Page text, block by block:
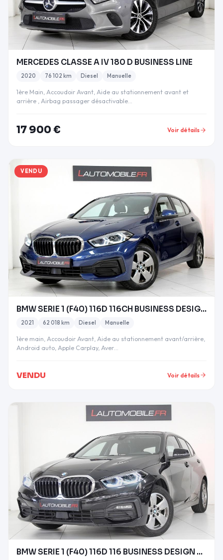
MERCEDES CLASSE A IV 180 D BUSINESS LINE
2020 76 102 km Diesel Manuelle
1ère Main, Accoudoir Avant, Aide au stationnement avant et
arrière , Airbag passager désactivable…
17 900 € Voir détails
VENDU
BMW SERIE 1 (F40) 116D 116CH BUSINESS DESIGN 2021
2021 62 018 km Diesel Manuelle
1ère main, Accoudoir Avant, Aide au stationnement avant/arrière,
Android auto, Apple Carplay, Aver…
VENDU Voir détails
BMW SERIE 1 (F40) 116D 116 BUSINESS DESIGN DKG7 20